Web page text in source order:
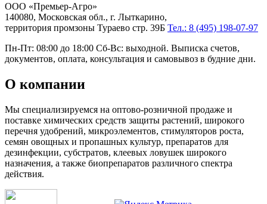
ООО «Премьер-Агро»
140080, Московская обл., г. Лыткарино,
территория промзоны Тураево стр. 39Б Тел.: 8 (495) 198-07-97
Пн-Пт: 08:00 до 18:00 Сб-Вс: выходной. Выписка счетов,
документов, оплата, консультация и самовывоз в будние дни.
О компании
Мы специализируемся на оптово-розничной продаже и
поставке химических средств защиты растений, широкого
перечня удобрений, микроэлементов, стимуляторов роста,
семян овощных и пропашных культур, препаратов для
дезинфекции, субстратов, клеевых ловушек широкого
назначения, а также биопрепаратов различного спектра
действия.